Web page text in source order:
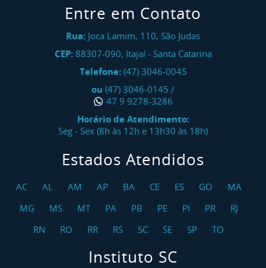
Entre em Contato
Rua: Joca Lamim, 110, São Judas
CEP: 88307-090, Itajaí- Santa Catarina
Telefone: (47) 3046-0045
ou (47) 3046-0145 /
47 9 9278-3286
Horário de Atendimento:
Seg - Sex (8h às 12h e 13h30 às 18h)
Estados Atendidos
AC AL AM AP BA CE ES GO
MA
MG
MS MT PA PB PE PI PR
RJ
RN
RO RR RS SC SE SP TO
Instituto SC